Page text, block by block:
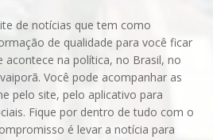
de notícias que tem como
de qualidade para você ficar
na política, no Brasil, no
Você pode acompanhar as
pelo site, pelo aplicativo para
Fique por dentro de tudo com o
é levar a notícia para